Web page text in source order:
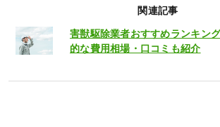
関連記事
害獣駆除業者おすすめランキン
的な費用相場・口コミも紹介